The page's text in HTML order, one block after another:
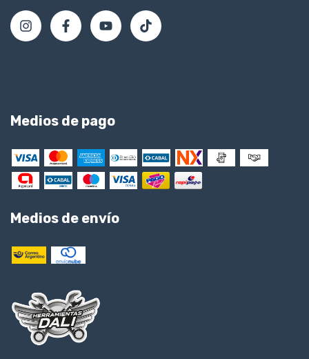
Medios de pago
Medios de envío